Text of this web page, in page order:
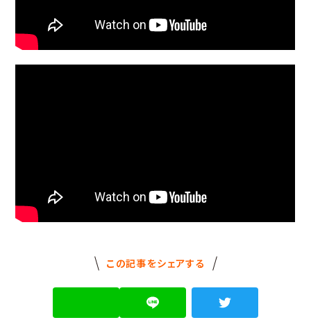
この記事をシェアする